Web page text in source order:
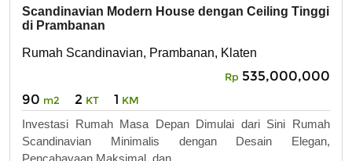
Scandinavian Modern House dengan Ceiling Tinggi
di Prambanan
Rumah Scandinavian, Prambanan, Klaten
Rp 535,000,000
90 m2 2 KT 1 KM
Investasi Rumah Masa Depan Dimulai dari Sini Rumah
Scandinavian Minimalis dengan Desain Elegan,
Pencahayaan Maksimal, dan